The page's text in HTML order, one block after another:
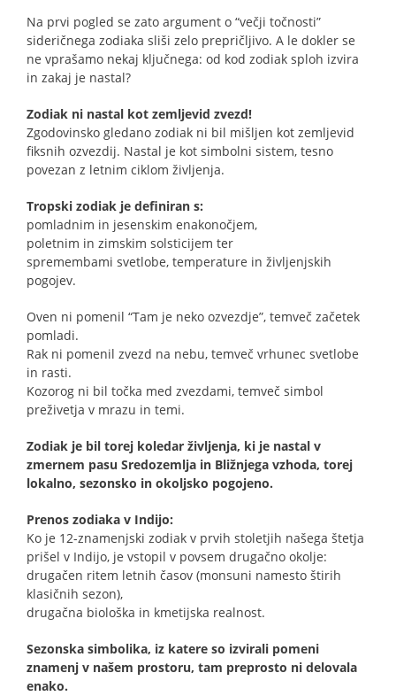
Na prvi pogled se zato argument o “večji točnosti”
sideričnega zodiaka sliši zelo prepričljivo. A le dokler se
ne vprašamo nekaj ključnega: od kod zodiak sploh izvira
in zakaj je nastal?
Zodiak ni nastal kot zemljevid zvezd!
Zgodovinsko gledano zodiak ni bil mišljen kot zemljevid
fiksnih ozvezdij. Nastal je kot simbolni sistem, tesno
povezan z letnim ciklom življenja.
Tropski zodiak je definiran s:
pomladnim in jesenskim enakonočjem,
poletnim in zimskim solsticijem ter
spremembami svetlobe, temperature in življenjskih
pogojev.
Oven ni pomenil “Tam je neko ozvezdje”, temveč začetek
pomladi.
Rak ni pomenil zvezd na nebu, temveč vrhunec svetlobe
in rasti.
Kozorog ni bil točka med zvezdami, temveč simbol
preživetja v mrazu in temi.
Zodiak je bil torej koledar življenja, ki je nastal v
zmernem pasu Sredozemlja in Bližnjega vzhoda, torej
lokalno, sezonsko in okoljsko pogojeno.
Prenos zodiaka v Indijo:
Ko je 12-znamenjski zodiak v prvih stoletjih našega štetja
prišel v Indijo, je vstopil v povsem drugačno okolje:
drugačen ritem letnih časov (monsuni namesto štirih
klasičnih sezon),
drugačna biološka in kmetijska realnost.
Sezonska simbolika, iz katere so izvirali pomeni
znamenj v našem prostoru, tam preprosto ni delovala
enako.